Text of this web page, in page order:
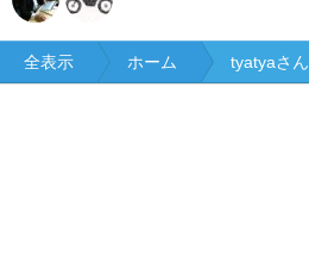
全表示 ホーム tyatyaさん